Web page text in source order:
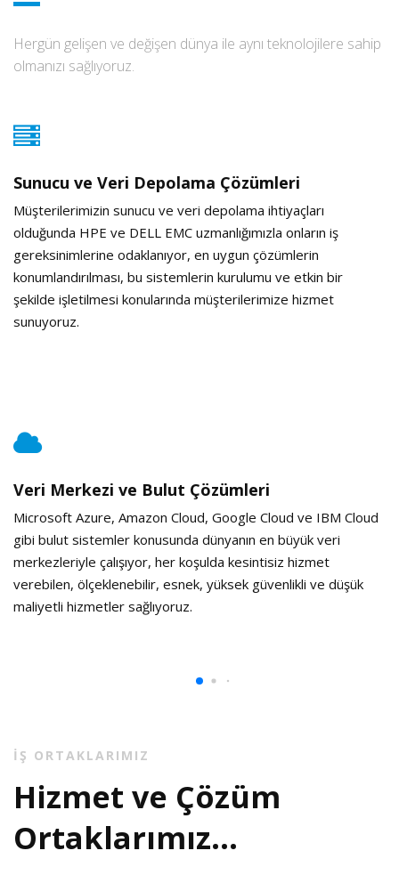
Hergün gelişen ve değişen dünya ile aynı teknolojilere sahip
olmanızı sağlıyoruz.
Sunucu ve Veri Depolama Çözümleri
Müşterilerimizin sunucu ve veri depolama ihtiyaçları
olduğunda HPE ve DELL EMC uzmanlığımızla onların iş
gereksinimlerine odaklanıyor, en uygun çözümlerin
konumlandırılması, bu sistemlerin kurulumu ve etkin bir
şekilde işletilmesi konularında müşterilerimize hizmet
sunuyoruz.
Veri Merkezi ve Bulut Çözümleri
Microsoft Azure, Amazon Cloud, Google Cloud ve IBM Cloud
gibi bulut sistemler konusunda dünyanın en büyük veri
merkezleriyle çalışıyor, her koşulda kesintisiz hizmet
verebilen, ölçeklenebilir, esnek, yüksek güvenlikli ve düşük
maliyetli hizmetler sağlıyoruz.
İŞ ORTAKLARIMIZ
Hizmet ve Çözüm
Ortaklarımız...